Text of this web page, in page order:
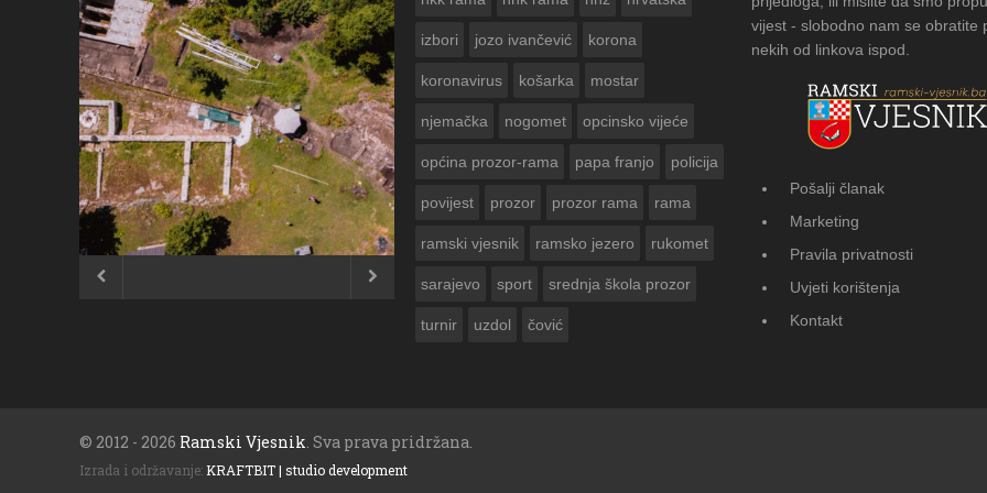
ČESTITKA RAMSKOG VJESNIKA ZA
USKRS 2023. GODINE
FOTOGALERIJA: Čuvanje običaja u
 
izbori jozo ivančević korona
koronavirus košarka mostar
njemačka nogomet opcinsko vijeće
općina prozor-rama papa franjo policija
povijest prozor prozor rama rama
ramski vjesnik ramsko jezero rukomet
sarajevo sport srednja škola prozor
turnir uzdol čović
vijest - slobodno nam se obratite
nekih od linkova ispod.
Pošalji članak
Marketing
Pravila privatnosti
Uvjeti korištenja
Kontakt
© 2012 - 2026 Ramski Vjesnik. Sva prava pridržana.
Izrada i održavanje: KRAFTBIT | studio development